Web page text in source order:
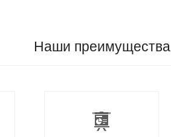
Наши преимущества